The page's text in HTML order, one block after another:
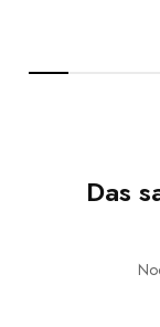
Das